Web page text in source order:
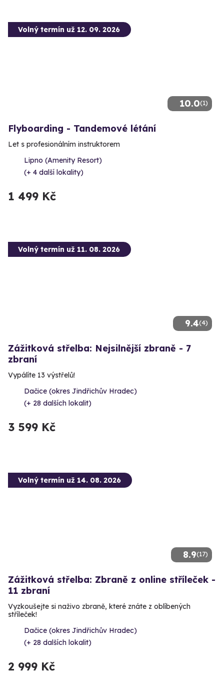
10.0(1)
Volný termín už 12. 09. 2026
Flyboarding - Tandemové létání
Let s profesionálním instruktorem
Lipno (Amenity Resort)
(+ 4 další lokality)
1 499 Kč
9.4(4)
Volný termín už 11. 08. 2026
Zážitková střelba: Nejsilnější zbraně - 7
zbraní
Vypálíte 13 výstřelů!
Dačice (okres Jindřichův Hradec)
(+ 28 dalších lokalit)
3 599 Kč
8.9(17)
Volný termín už 14. 08. 2026
Zážitková střelba: Zbraně z online stříleček -
11 zbraní
Vyzkoušejte si naživo zbraně, které znáte z oblíbených
stříleček!
Dačice (okres Jindřichův Hradec)
(+ 28 dalších lokalit)
2 999 Kč